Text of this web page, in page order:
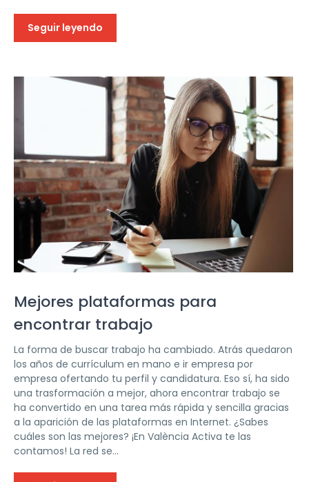
Seguir leyendo
Mejores plataformas para
encontrar trabajo
La forma de buscar trabajo ha cambiado. Atrás quedaron
los años de currículum en mano e ir empresa por
empresa ofertando tu perfil y candidatura. Eso sí, ha sido
una trasformación a mejor, ahora encontrar trabajo se
ha convertido en una tarea más rápida y sencilla gracias
a la aparición de las plataformas en Internet. ¿Sabes
cuáles son las mejores? ¡En València Activa te las
contamos! La red se...